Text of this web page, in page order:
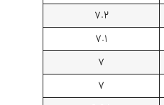
7.2
7.1
7
7